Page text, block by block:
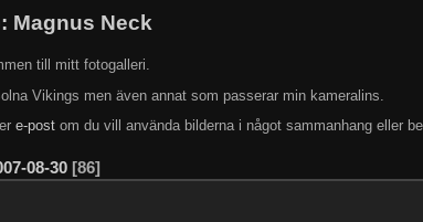
Magnus Neck
till mitt fotogalleri.
Vikings men även annat som passerar min kameralins.
e-post om du vill använda bilderna i något sammanhang eller
08-30 86